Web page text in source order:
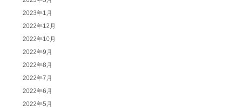
2023年1月
2022年12月
2022年10月
2022年9月
2022年8月
2022年7月
2022年6月
2022年5月